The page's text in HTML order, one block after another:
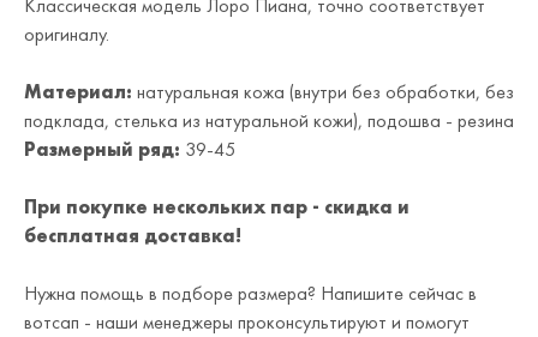
Классическая модель Лоро Пиана, точно соответствует
оригиналу.
Материал: натуральная кожа (внутри без обработки, без
подклада, стелька из натуральной кожи), подошва - резина
Размерный ряд: 39-45
При покупке нескольких пар - скидка и
бесплатная доставка!
Нужна помощь в подборе размера? Напишите сейчас в
вотсап - наши менеджеры проконсультируют и помогут